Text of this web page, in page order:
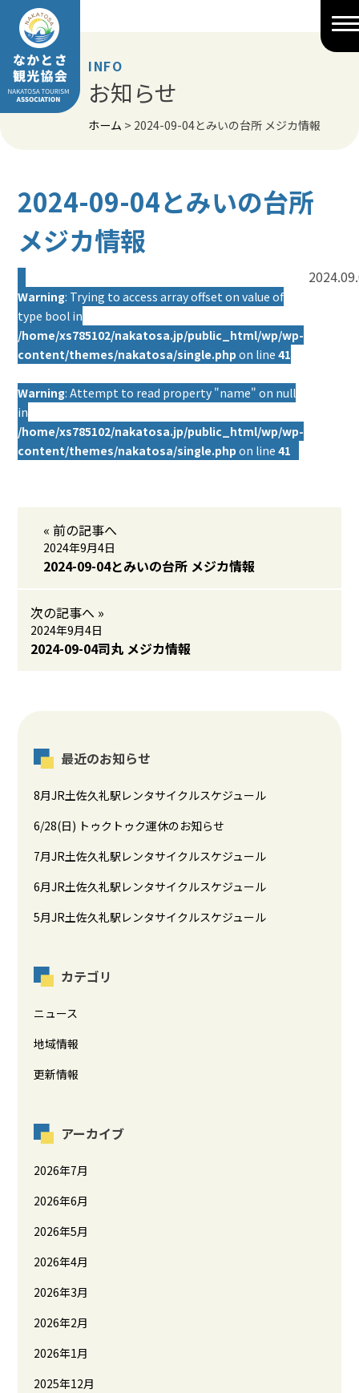
Skip
content
INFO
お知らせ
ホーム > 2024-09-04とみいの台所 メジカ情報
2024-09-04とみいの台所
メジカ情報
Warning: Trying to access array offset on value of
type bool in
/home/xs785102/nakatosa.jp/public_html/wp/wp-
content/themes/nakatosa/single.php on line41
Warning: Attempt to read property "name" on null
in
/home/xs785102/nakatosa.jp/public_html/wp/wp-
content/themes/nakatosa/single.php on line41
« 前の記事へ
2024年9月4日
2024-09-04とみいの台所 メジカ情報
次の記事へ »
2024年9月4日
2024-09-04司丸 メジカ情報
最近のお知らせ
8月JR土佐久礼駅レンタサイクルスケジュール
6/28(日) トゥクトゥク運休のお知らせ
7月JR土佐久礼駅レンタサイクルスケジュール
6月JR土佐久礼駅レンタサイクルスケジュール
5月JR土佐久礼駅レンタサイクルスケジュール
カテゴリ
ニュース
地域情報
更新情報
アーカイブ
2026年7月
2026年6月
2026年5月
2026年4月
2026年3月
2026年2月
2026年1月
2025年12月